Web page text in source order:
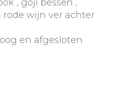
, goji bessen ,
rode wijn ver achter
en afgesloten